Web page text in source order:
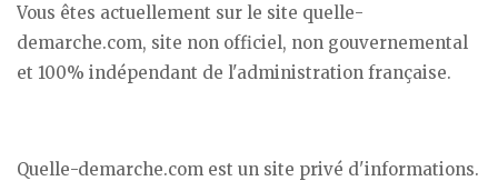
Vous êtes actuellement sur le site quelle-
demarche.com, site non officiel, non gouvernemental
et 100% indépendant de l'administration française.
Quelle-demarche.com est un site privé d'informations.